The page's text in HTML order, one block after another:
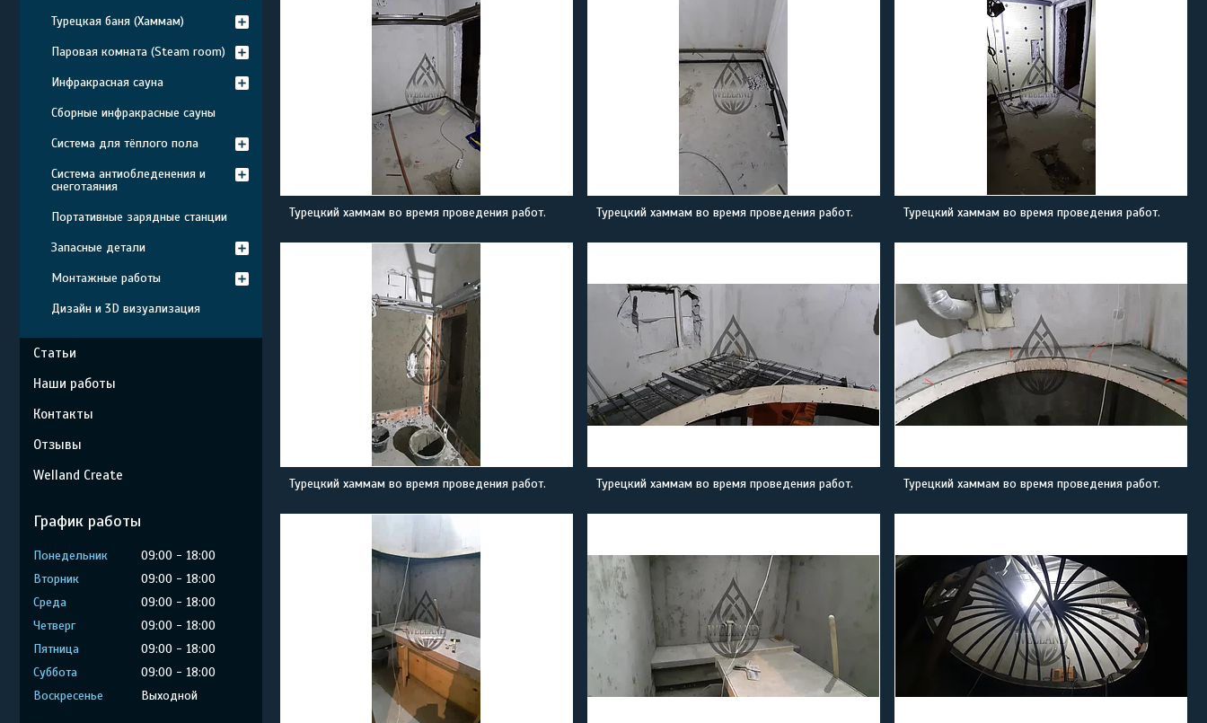
Турецкий хаммам во время проведения работ. Турецкий хаммам во время проведения работ. Турецкий хаммам во время проведения работ.
Турецкий хаммам во время проведения работ. Турецкий хаммам во время проведения работ. Турецкий хаммам во время проведения работ.
Турецкая баня (Хаммам)
Паровая комната (Steam room)
Инфракрасная сауна
Сборные инфракрасные сауны
Система для тёплого пола
Система антиобледенения и
снеготаяния
Портативные зарядные станции
Запасные детали
Монтажные работы
Дизайн и 3D визуализация
Статьи
Наши работы
Контакты
Отзывы
Welland Create
График работы
Понедельник 09:00
18:00
Вторник
09:00
18:00
Среда
09:00
18:00
Четверг
09:00
18:00
Пятница
09:00
18:00
Суббота
09:00
18:00
Воскресенье
Выходной